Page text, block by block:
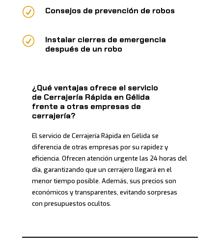
R Consejos de prevención de robos
R
Instalar cierres de emergencia
después de un robo
¿Qué ventajas ofrece el servicio
de Cerrajería Rápida en Gélida
frente a otras empresas de
cerrajería?
El servicio de Cerrajería Rápida en Gélida se
diferencia de otras empresas por su rapidez y
eficiencia. Ofrecen atención urgente las 24 horas del
día, garantizando que un cerrajero llegará en el
menor tiempo posible. Además, sus precios son
económicos y transparentes, evitando sorpresas
con presupuestos ocultos.